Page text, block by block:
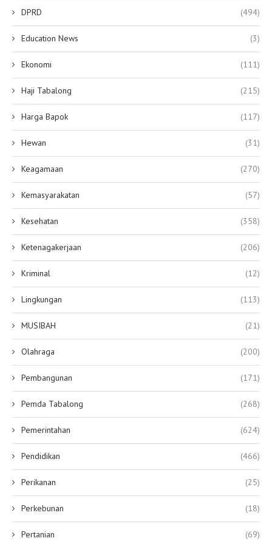
DPRD (494)
Education News (3)
Ekonomi (111)
Haji Tabalong (215)
Harga Bapok (117)
Hewan (31)
Keagamaan (270)
Kemasyarakatan (57)
Kesehatan (358)
Ketenagakerjaan (206)
Kriminal (12)
Lingkungan (113)
MUSIBAH (21)
Olahraga (200)
Pembangunan (171)
Pemda Tabalong (268)
Pemerintahan (624)
Pendidikan (466)
Perikanan (25)
Perkebunan (18)
Pertanian (69)